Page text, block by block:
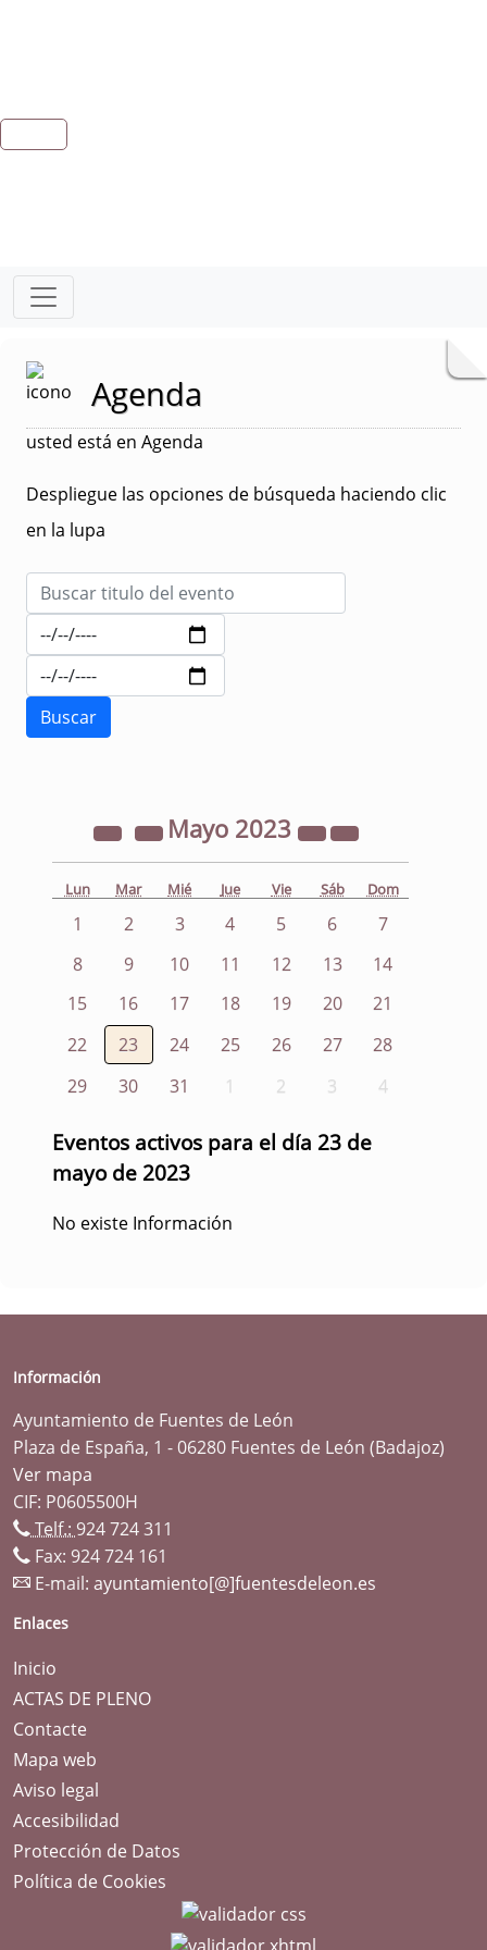
Agenda
usted está en Agenda
Despliegue las opciones de búsqueda haciendo clic
en la lupa
Mayo 2023
Lun Mar Mié Jue Vie Sáb Dom
1 2 3 4 5 6
7
8
9 10 11 12 13
14
15
16 17 18 19 20
21
22
23 24 25 26 27
28
29
30 31 1 2 3 4
Eventos activos para el día 23 de
mayo de 2023
No existe Información
Información
Ayuntamiento de Fuentes de León
Plaza de España, 1 - 06280 Fuentes de León (Badajoz)
Ver mapa
CIF: P0605500H
Telf.: 924 724 311
Fax: 924 724 161
E-mail: ayuntamiento[@]fuentesdeleon.es
Enlaces
Inicio
ACTAS DE PLENO
Contacte
Mapa web
Aviso legal
Accesibilidad
Protección de Datos
Política de Cookies